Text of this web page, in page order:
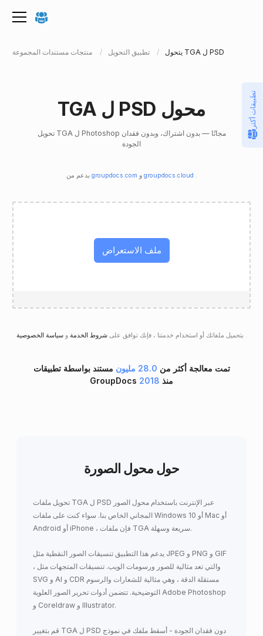
منتجات مستندات المجموعة تطبيق التحويل يتحول TGA ل PSD
TGA ل PSD محول
تحويل TGA ل Photoshop مجانًا — بدون اشتراك، وبدون فقدان
الجودة
groupdocs.com و groupdocs.cloud .
ملف الاستعراض
بتحميل ملفاتك أو استخدام خدمتنا ، فإنك توافق علىشروط الخدمةو .
تمت معالجة أكثر من 28.0 مليون
مستند بواسطة تطبيقات
GroupDocs منذ 2018
حول محول الصورة
تحويل ملفات TGA ل PSD عبر الإنترنت باستخدام محول الصور
المجاني الخاص بنا. سواء كنت على ملفات Windows 10 أو Mac أو
Android أو iPhone ، فإن ملفات TGA سريعة وسهلة.
يدعم هذا التطبيق تنسيقات الصور النقطية مثل JPEG و PNG و GIF
، والتي تعد مثالية للصور ورسومات الويب. تنسيقات المتجهات مثل
SVG و AI و CDR مستقلة الدقة ، وهي مثالية للشعارات والرسوم
التوضيحية. تتضمن أدوات تحرير الصور العلوية Adobe Photoshop
و Coreldraw و Illustrator.
قم بتغيير TGA ل PSD دون فقدان الجودة - أسقط ملفك في نموذج
تطبيقات أكثر